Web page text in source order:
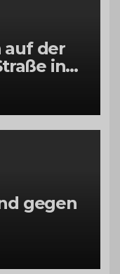
auf der
in
gegen